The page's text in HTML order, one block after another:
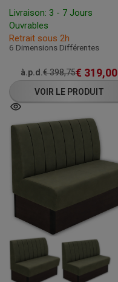
Livraison: 3 - 7 Jours
Ouvrables
Retrait sous 2h
6 Dimensions Différentes
à.p.d.€398,75€ 319,00
VOIR LE PRODUIT